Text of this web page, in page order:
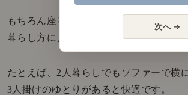
もちろん座る人数は大切ですが、実際の
暮らし方によって大きく変わります。
たとえば、2人暮らしでもソファーで横
3人掛けのゆとりがあると快適です。
次へ →